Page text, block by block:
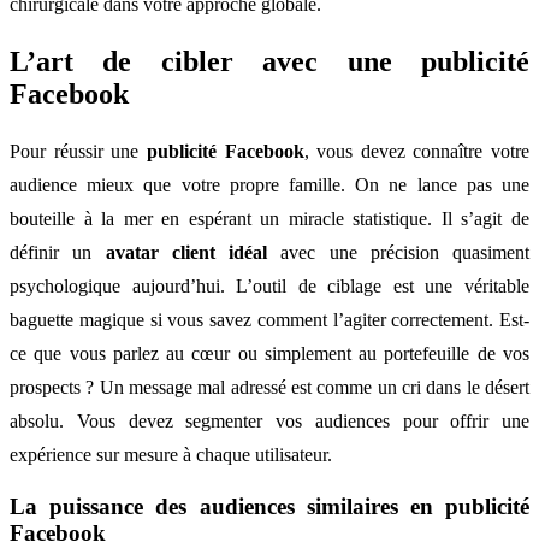
L’art de cibler avec une publicité
Facebook
Pour réussir une publicité Facebook, vous devez connaître votre
audience mieux que votre propre famille. On ne lance pas une
bouteille à la mer en espérant un miracle statistique. Il s’agit de
définir un avatar client idéal avec une précision quasiment
psychologique aujourd’hui. L’outil de ciblage est une véritable
baguette magique si vous savez comment l’agiter correctement. Est-
ce que vous parlez au cœur ou simplement au portefeuille de vos
prospects ? Un message mal adressé est comme un cri dans le désert
absolu. Vous devez segmenter vos audiences pour offrir une
expérience sur mesure à chaque utilisateur.
La puissance des audiences similaires en publicité
Facebook